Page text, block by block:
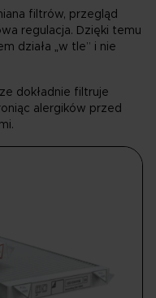
filtrów, przegląd
regulacja. Dzięki temu
działa „w tle” i nie
dokładnie filtruje
alergików przed